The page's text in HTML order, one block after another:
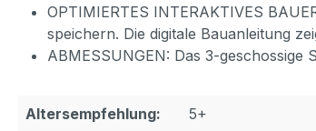
OPTIMIERTES INTERAKTIVES
speichern. Die digitale Bauanleitung
ABMESSUNGEN: Das 3-geschossige
Altersempfehlung:
5+